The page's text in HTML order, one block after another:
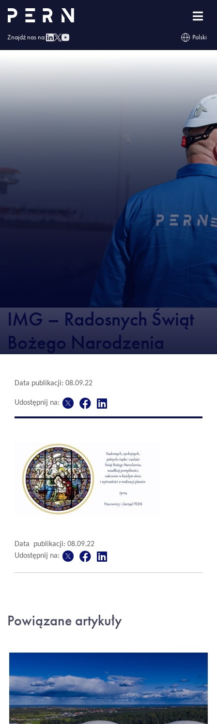
Znajdź nas na: Polski
Strona główna »Radosnych Świąt Bożego Narodzenia
IMG – Radosnych
IMG – Radosnych Świąt
Bożego Narodzenia
Data publikacji: 08.09.22
Udostępnij na:
Data publikacji: 08.09.22
Udostępnij na:
Powiązane artykuły